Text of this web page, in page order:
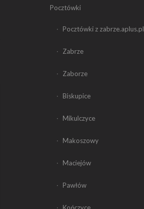
Pocztówki
Pocztówki z zabrze.aplus.pl
Zabrze
Zaborze
Biskupice
Mikulczyce
Makoszowy
Maciejów
Pawłów